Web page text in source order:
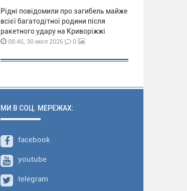
Рідні повідомили про загибель майже
всієї багатодітної родини після
ракетного удару на Криворіжжі
08:46, 30 июл 2026 0
МИ В СОЦ. МЕРЕЖАХ:
facebook
youtube
telegram